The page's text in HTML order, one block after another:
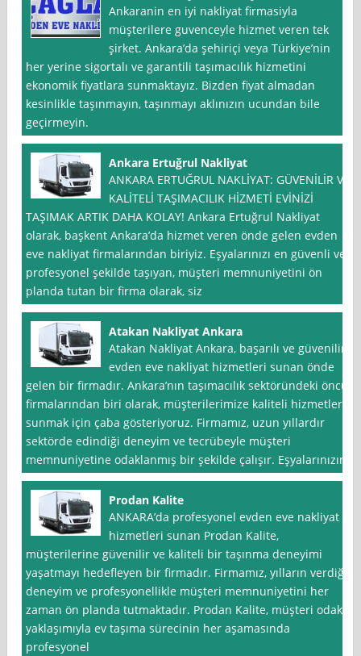
Ankaranin en iyi nakliyat firmasiyla
müşterilere guvenceyle hizmet veren tek
şirket. Ankara’da şehiriçi veya Türkiye’nin
her yerine sigortalı ve garantili taşımacılık hizmetini
ekonomik fiyatlara sunmaktayız. Bizden fiyat almadan
kesinlikle taşınmayın, taşınmayı aklınızın ucundan bile
geçirmeyin.
Ankara Ertuğrul Nakliyat
ANKARA ERTUĞRUL NAKLİYAT: GÜVENİLİR VE
KALİTELİ TAŞIMACILIK HİZMETİ EVİNİZİ
TAŞIMAK ARTIK DAHA KOLAY! Ankara Ertuğrul Nakliyat
olarak, başkent Ankara’da hizmet veren önde gelen evden
eve nakliyat firmalarından biriyiz. Eşyalarınızı en güvenli ve
profesyonel şekilde taşıyan, müşteri memnuniyetini ön
planda tutan bir firma olarak, siz
Atakan Nakliyat Ankara
Atakan Nakliyat Ankara, başarılı ve güvenilir
evden eve nakliyat hizmetleri sunan önde
gelen bir firmadır. Ankara’nın taşımacılık sektöründeki öncü
firmalarından biri olarak, müşterilerimize kaliteli hizmetler
sunmak için çaba gösteriyoruz. Firmamız, uzun yıllardır
sektörde edindiği deneyim ve tecrübeyle müşteri
memnuniyetine odaklanmış bir şekilde çalışır. Eşyalarınızın
Prodan Kalite
ANKARA’da profesyonel evden eve nakliyat
hizmetleri sunan Prodan Kalite,
müşterilerine güvenilir ve kaliteli bir taşınma deneyimi
yaşatmayı hedefleyen bir firmadır. Firmamız, yılların verdiği
deneyim ve profesyonellikle müşteri memnuniyetini her
zaman ön planda tutmaktadır. Prodan Kalite, müşteri odaklı
yaklaşımıyla ev taşıma sürecinin her aşamasında
profesyonel